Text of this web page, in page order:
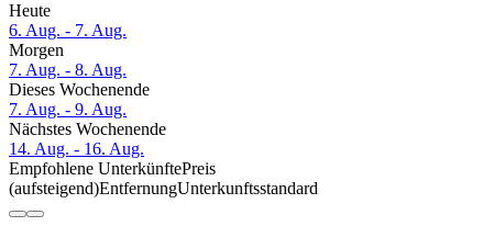
Heute
6. Aug. - 7. Aug.
Morgen
7. Aug. - 8. Aug.
Dieses Wochenende
7. Aug. - 9. Aug.
Nächstes Wochenende
14. Aug. - 16. Aug.
Empfohlene UnterkünftePreis
(aufsteigend)EntfernungUnterkunftsstandard